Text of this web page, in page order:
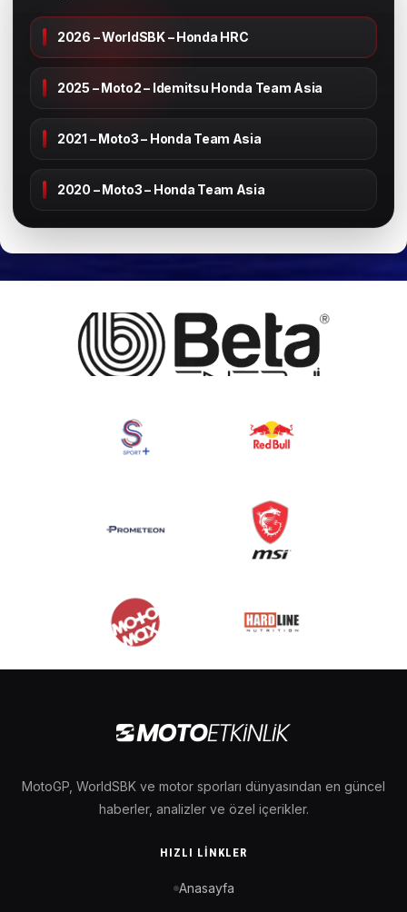
2026 – WorldSBK – Honda HRC
2025 – Moto2 – Idemitsu Honda Team Asia
2021 – Moto3 – Honda Team Asia
2020 – Moto3 – Honda Team Asia
MotoGP, WorldSBK ve motor sporları dünyasından en güncel
haberler, analizler ve özel içerikler.
HIZLI LINKLER
Anasayfa